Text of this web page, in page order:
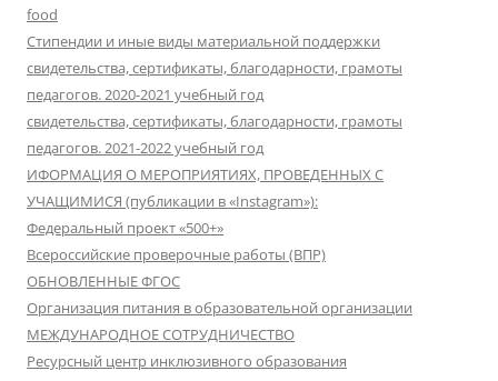
food
Стипендии и иные виды материальной поддержки
свидетельства, сертификаты, благодарности, грамоты
педагогов. 2020-2021 учебный год
свидетельства, сертификаты, благодарности, грамоты
педагогов. 2021-2022 учебный год
ИФОРМАЦИЯ О МЕРОПРИЯТИЯХ, ПРОВЕДЕННЫХ С
УЧАЩИМИСЯ (публикации в «Instagram»):
Федеральный проект «500+»
Всероссийские проверочные работы (ВПР)
ОБНОВЛЕННЫЕ ФГОС
Организация питания в образовательной организации
МЕЖДУНАРОДНОЕ СОТРУДНИЧЕСТВО
Ресурсный центр инклюзивного образования